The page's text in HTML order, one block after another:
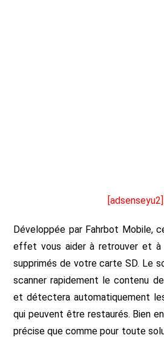
[adsenseyu2]
Développée par Fahrbot Mobile,
effet vous aider à retrouver et à
supprimés de votre carte SD. Le
scanner rapidement le contenu
et détectera automatiquement
qui peuvent être restaurés. Bien
précise que comme pour toute